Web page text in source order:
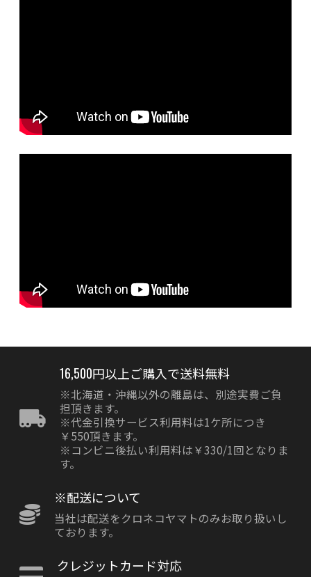
16,500円以上ご購入で送料無料
※北海道・沖縄以外の離島は、別途実費ご負
担頂きます。
※代金引換サービス利用料は1ケ所につき
￥550頂きます。
※コンビニ後払い利用料は￥330/1回となりま
す。
※配送について
当社は配送をクロネコヤマトのみお取り扱いし
ております。
クレジットカード対応